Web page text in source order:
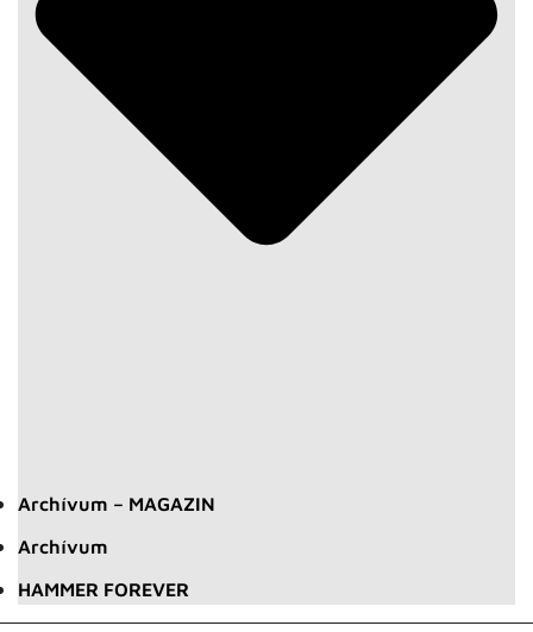
Archívum – MAGAZIN
Archívum
HAMMER FOREVER